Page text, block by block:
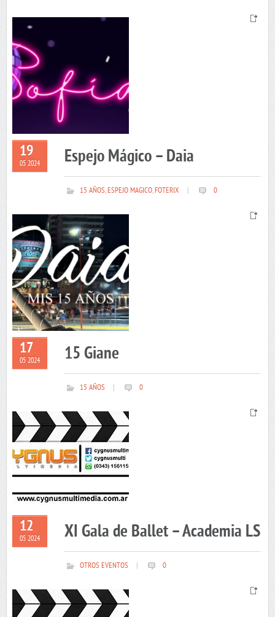
19
05 2024 Espejo Mágico – Daia
15 AÑOS,ESPEJO MAGICO,FOTERIX 0
17
05 2024 15 Giane
15 AÑOS 0
12
05 2024 XI Gala de Ballet – Academia LS
OTROS EVENTOS 0